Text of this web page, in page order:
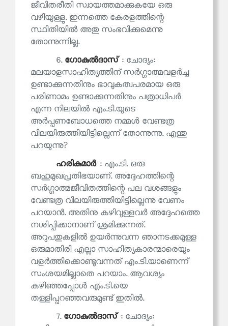
ജീവിതരീതി സ്വായത്തമാക്കുകയേ ഒരു
വഴിയുള്ളു. ഇന്നത്തെ കേരളത്തിന്റെ
സ്ഥിതിയില്‍ അതു സംഭവിക്കുമെന്നു
തോന്നുന്നില്ല.
6. ഗോകുല്‍ദാസ് : ചോദ്യം:
മലയാളസാഹിത്യത്തിന് സര്‍ഗ്ഗാത്മവളര്‍ച്ച
ഉണ്ടാക്കുന്നതിനും ഭാവുകത്വപരമായ ഒരു
പരിണാമം ഉണ്ടാക്കുന്നതിനും പത്രാധിപര്‍
എന്ന നിലയിൽ എം.ടി.യുടെ
അര്‍പ്പണബോധത്തെ നമ്മള്‍ വേണ്ടത്ര
വിലയിരുത്തിയിട്ടില്ലെന്ന് തോന്നുന്നു. എന്തു
പറയുന്നു?
ഹരികുമാര്‍ : എം.ടി. ഒരു
ബഹുമുഖപ്രതിഭയാണ്. അദ്ദേഹത്തിന്റെ
സര്‍ഗ്ഗാത്മജീവിതത്തിന്റെ പല വശങ്ങളും
വേണ്ടത്ര വിലയിരുത്തിയിട്ടില്ലെന്നു വേണം
പറയാന്‍. അതിനു കഴിവുള്ളവര്‍ അദ്ദേഹത്തെ
നശിപ്പിക്കാനാണ് ശ്രമിക്കുന്നത്.
അറുപതുകളില്‍ ഉയര്‍ന്നുവന്ന ഞാനടക്കമുള്ള
ഒരുമാതിരി എല്ലാ സാഹിത്യകാരന്മാരെയും
വളര്‍ത്തിക്കൊണ്ടുവന്നത് എം.ടി.യാണെന്ന്
സംശയമില്ലാതെ പറയാം. ആവശ്യം
കഴിഞ്ഞപ്പോള്‍ എം.ടി.യെ
തള്ളിപ്പറഞ്ഞവരുമുണ്ട് ഇതില്‍.
7. ഗോകുല്‍ദാസ് : ചോദ്യം: